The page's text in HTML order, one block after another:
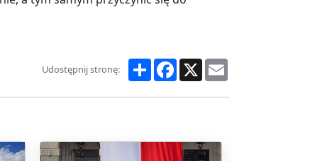
Udostępnij stronę: ShareFacebook
X